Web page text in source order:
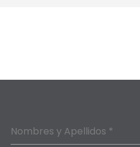
Nombres y Apellidos *